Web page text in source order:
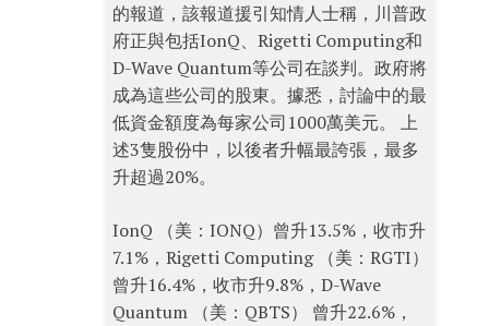
的報道，該報道援引知情人士稱，川普政
府正與包括IonQ、Rigetti Computing和
D-Wave Quantum等公司在談判。政府將
成為這些公司的股東。據悉，討論中的最
低資金額度為每家公司1000萬美元。 上
述3隻股份中，以後者升幅最誇張，最多
升超過20%。
IonQ （美：IONQ）曾升13.5%，收市升
7.1%，Rigetti Computing （美：RGTI）
曾升16.4%，收市升9.8%，D-Wave
Quantum （美：QBTS） 曾升22.6%，